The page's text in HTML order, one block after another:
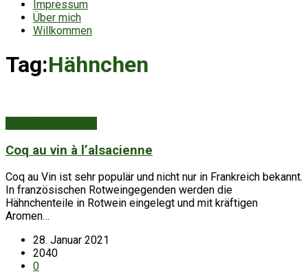
Impressum
Über mich
Willkommen
Tag:Hähnchen
Coq au vin à l’alsacienne
Coq au Vin ist sehr populär und nicht nur in Frankreich bekannt.
In französischen Rotweingegenden werden die
Hähnchenteile in Rotwein eingelegt und mit kräftigen
Aromen…
28. Januar 2021
2040
0